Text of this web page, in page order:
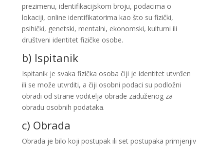
prezimenu, identifikacijskom broju, podacima o
lokaciji, online identifikatorima kao što su fizički,
psihički, genetski, mentalni, ekonomski, kulturni ili
društveni identitet fizičke osobe.
b) Ispitanik
Ispitanik je svaka fizička osoba čiji je identitet utvrđen
ili se može utvrditi, a čiji osobni podaci su podložni
obradi od strane voditelja obrade zaduženog za
obradu osobnih podataka.
c) Obrada
Obrada je bilo koji postupak ili set postupaka primjenjiv